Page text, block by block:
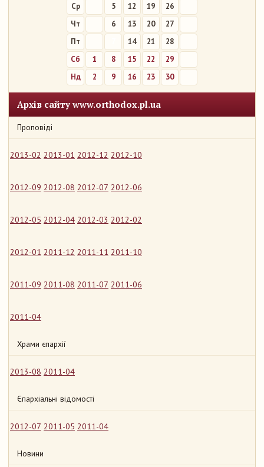
Ср
5 12 19
26
Чт
6 13 20
27
Пт
14 21
28
Сб
1 8 15 22
29
Нд
2 9 16 23 30
Архів сайту www.orthodox.pl.ua
Проповіді
2013-02 2013-01 2012-12 2012-10
2012-09 2012-08 2012-07 2012-06
2012-05 2012-04 2012-03 2012-02
2012-01 2011-12 2011-11 2011-10
2011-09 2011-08 2011-07 2011-06
2011-04
Храми єпархії
2013-08 2011-04
Єпархіальні відомості
2012-07 2011-05 2011-04
Новини